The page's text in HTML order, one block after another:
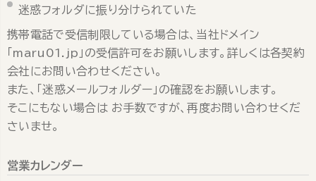
迷惑フォルダに振り分けられていた
携帯電話で受信制限している場合は、当社ドメイン
「maru01.jp」の受信許可をお願いします。詳しくは各契約
会社にお問い合わせください。
また、「迷惑メールフォルダー」の確認をお願いします。
そこにもない場合は お手数ですが、再度お問い合わせくだ
さいませ。
営業カレンダー